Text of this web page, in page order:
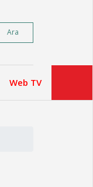
Ara
Web TV